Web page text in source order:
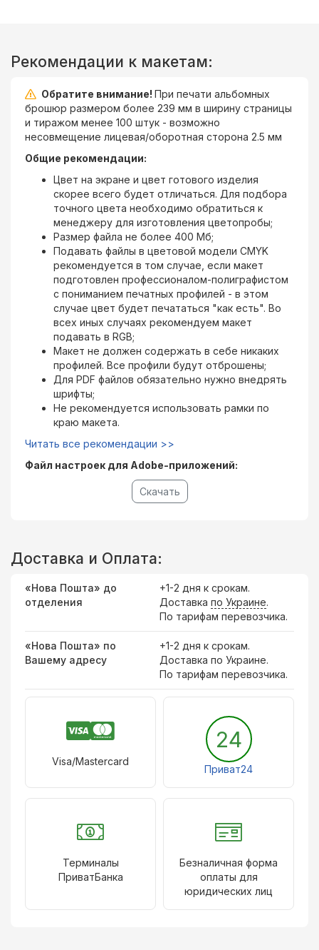
Доставка и Оплата:
«Нова Пошта» до
отделения
+1-2 дня к срокам.
Доставка по Украине.
По тарифам перевозчика.
«Нова Пошта» по
Вашему адресу
+1-2 дня к срокам.
Доставка по Украине.
По тарифам перевозчика.
Visa/Mastercard
24
Приват24
Терминалы
ПриватБанка
Безналичная форма
оплаты для
юридических лиц
Рекомендации к макетам:
Обратите внимание! При печати альбомных
брошюр размером более 239 мм в ширину страницы
и тиражом менее 100 штук - возможно
несовмещение лицевая/оборотная сторона 2.5 мм
Общие рекомендации:
Цвет на экране и цвет готового изделия
скорее всего будет отличаться. Для подбора
точного цвета необходимо обратиться к
менеджеру для изготовления цветопробы;
Размер файла не более 400 Мб;
Подавать файлы в цветовой модели CMYK
рекомендуется в том случае, если макет
подготовлен профессионалом-полиграфистом
с пониманием печатных профилей - в этом
случае цвет будет печататься "как есть". Во
всех иных случаях рекомендуем макет
подавать в RGB;
Макет не должен содержать в себе никаких
профилей. Все профили будут отброшены;
Для PDF файлов обязательно нужно внедрять
шрифты;
Не рекомендуется использовать рамки по
краю макета.
Читать все рекомендации >>
Файл настроек для Adobe-приложений:
Скачать